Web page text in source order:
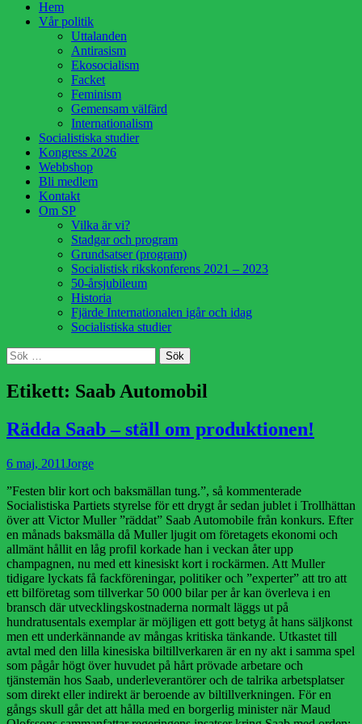
HoppaHem
Vår politik
Uttalanden
Antirasism
Ekosocialism
Facket
Feminism
Gemensam välfärd
Internationalism
Socialistiska studier
Kongress 2026
Webbshop
Bli medlem
Kontakt
Om SP
Vilka är vi?
Stadgar och program
Grundsatser (program)
Socialistisk rikskonferens 2021 – 2023
50-årsjubileum
Historia
Fjärde Internationalen igår och idag
Socialistiska studier
Sök
Sök
efter:
Etikett: Saab Automobil
Rädda Saab – ställ om produktionen!
Publicerad
6 maj, 2011 Författare
Jorge
”Festen blir kort och baksmällan tung.”, så kommenterade
Socialistiska Partiets styrelse för ett drygt år sedan jublet i Trollhättan
över att Victor Muller ”räddat” Saab Automobile från konkurs. Efter
en månads baksmälla då Muller ljugit om företagets ekonomi och
allmänt hållit en låg profil korkade han i veckan åter upp
champagnen, nu med ett kinesiskt kort i rockärmen. Att Muller
tidigare lyckats få fackföreningar, politiker och ”experter” att tro att
ett bilföretag som tillverkar 50 000 bilar per år kan överleva i en
bransch där utvecklingskostnaderna normalt läggs ut på
hundratusentals exemplar är möjligen ett gott betyg åt hans säljkonst
men ett underkännande av mångas kritiska tänkande. Utkastet till
avtal med den lilla kinesiska biltillverkaren är en ny akt i samma spel
som pågår högt över huvudet på hårt prövade arbetare och
tjänstemän hos Saab, underleverantörer och de talrika arbetsplatser
som direkt eller indirekt är beroende av biltillverkningen. För en
gångs skull går det att hålla med en borgerlig minister när Maud